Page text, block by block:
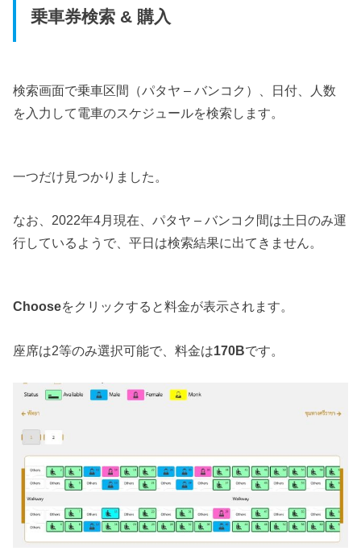
乗車券検索 & 購入
検索画面で乗車区間（パタヤ – バンコク）、日付、人数
を入力して電車のスケジュールを検索します。
一つだけ見つかりました。
なお、2022年4月現在、パタヤ – バンコク間は土日のみ運
行しているようで、平日は検索結果に出てきません。
Chooseをクリックすると料金が表示されます。
座席は2等のみ選択可能で、料金は170Bです。